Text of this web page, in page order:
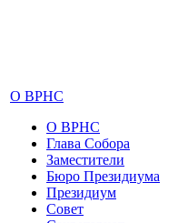
О ВРНС
О ВРНС
Глава Собора
Заместители
Бюро Президиума
Президиум
Совет